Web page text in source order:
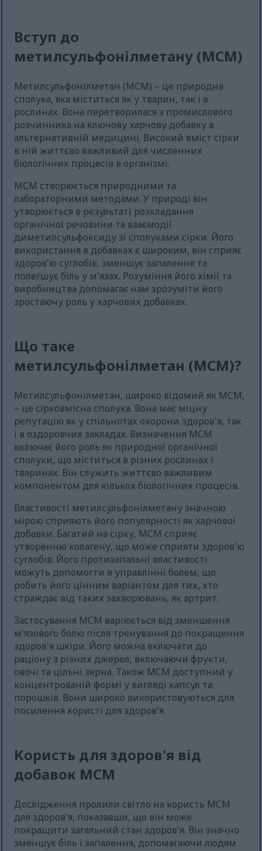
Вступ до
метилсульфонілметану (МСМ)
Метилсульфонілметан (МСМ) – це природна
сполука, яка міститься як у тварин, так і в
рослинах. Вона перетворилася з промислового
розчинника на ключову харчову добавку в
альтернативній медицині. Високий вміст сірки
в ній життєво важливий для численних
біологічних процесів в організмі.
МСМ створюється природними та
лабораторними методами. У природі він
утворюється в результаті розкладання
органічної речовини та взаємодії
диметилсульфоксиду зі сполуками сірки. Його
використання в добавках є широким, він сприяє
здоров'ю суглобів, зменшує запалення та
полегшує біль у м'язах. Розуміння його хімії та
виробництва допомагає нам зрозуміти його
зростаючу роль у харчових добавках.
Що таке
метилсульфонілметан (МСМ)?
Метилсульфонілметан, широко відомий як МСМ,
– це сірковмісна сполука. Вона має міцну
репутацію як у спільнотах охорони здоров'я, так
і в оздоровчих закладах. Визначення МСМ
включає його роль як природної органічної
сполуки, що міститься в різних рослинах і
тваринах. Він служить життєво важливим
компонентом для кількох біологічних процесів.
Властивості метилсульфонілметану значною
мірою сприяють його популярності як харчової
добавки. Багатий на сірку, МСМ сприяє
утворенню колагену, що може сприяти здоров'ю
суглобів. Його протизапальні властивості
можуть допомогти в управлінні болем, що
робить його цінним варіантом для тих, хто
страждає від таких захворювань, як артрит.
Застосування МСМ варіюється від зменшення
м'язового болю після тренування до покращення
здоров'я шкіри. Його можна включати до
раціону з різних джерел, включаючи фрукти,
овочі та цільні зерна. Також МСМ доступний у
концентрованій формі у вигляді капсул та
порошків. Вони широко використовуються для
посилення користі для здоров'я.
Користь для здоров'я від
добавок МСМ
Дослідження пролили світло на користь МСМ
для здоров'я, показавши, що він може
покращити загальний стан здоров'я. Він значно
зменшує біль і запалення, допомагаючи людям